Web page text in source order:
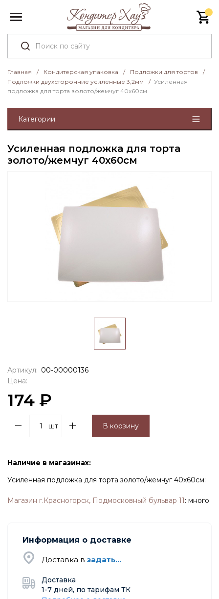
Главная / Кондитерская упаковка / Подложки для тортов
/
Подложки двухсторонние усиленные 3,2мм
/ Усиленная
подложка для торта золото/жемчуг 40х60см
Категории
Усиленная подложка для торта
золото/жемчуг 40х60см
Артикул: 00-00000136
Цена:
174 ₽
шт В корзину
Наличие в магазинах:
Усиленная подложка для торта золото/жемчуг 40х60см:
Магазин г.Красногорск, Подмосковный бульвар 11: много
Информация о доставке
Доставка в задать...
Доставка
1-7 дней, по тарифам ТК